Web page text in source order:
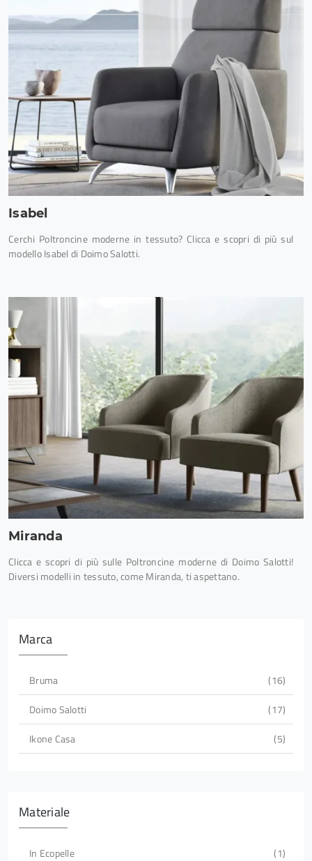
Marca
Bruma
16
Doimo Salotti
17
Ikone Casa
5
Materiale
In Ecopelle
1
Isabel
Cerchi Poltroncine moderne in tessuto? Clicca e scopri di più sul
modello Isabel di Doimo Salotti.
Miranda
Clicca e scopri di più sulle Poltroncine moderne di Doimo Salotti!
Diversi modelli in tessuto, come Miranda, ti aspettano.